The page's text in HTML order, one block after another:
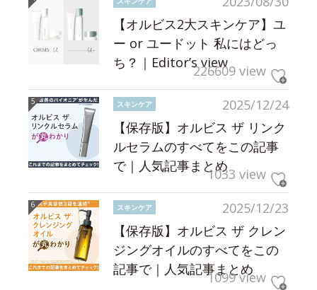
【オルビス2大スキンケア】ユ
ー or ユードット 私にはどっ
ち？｜Editor’s view226609 view
2025/12/24
スキンケア
【保存版】オルビス ザ リンク
ルセラムのすべてをこの記事
で｜人気記事まとめ1033 view
2025/12/23
スキンケア
【保存版】オルビス ザ クレン
ジングオイルのすべてをこの
記事で｜人気記事まとめ
1099 view